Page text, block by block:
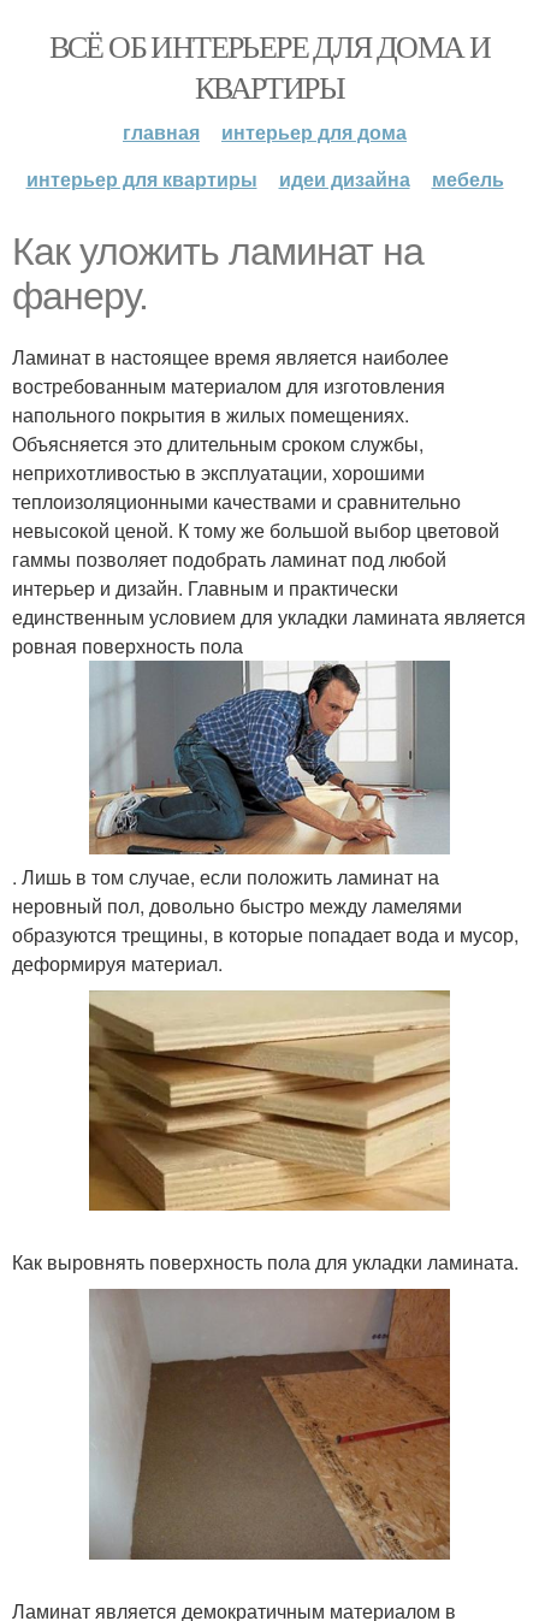
ВСЁ ОБ ИНТЕРЬЕРЕ ДЛЯ ДОМА И
КВАРТИРЫ
главная
интерьер для дома
интерьер для квартиры
идеи дизайна мебель
Как уложить ламинат на
фанеру.
Ламинат в настоящее время является наиболее
востребованным материалом для изготовления
напольного покрытия в жилых помещениях.
Объясняется это длительным сроком службы,
неприхотливостью в эксплуатации, хорошими
теплоизоляционными качествами и сравнительно
невысокой ценой. К тому же большой выбор цветовой
гаммы позволяет подобрать ламинат под любой
интерьер и дизайн. Главным и практически
единственным условием для укладки ламината является
ровная поверхность пола
. Лишь в том случае, если положить ламинат на
неровный пол, довольно быстро между ламелями
образуются трещины, в которые попадает вода и мусор,
деформируя материал.
Как выровнять поверхность пола для укладки ламината.
Ламинат является демократичным материалом в